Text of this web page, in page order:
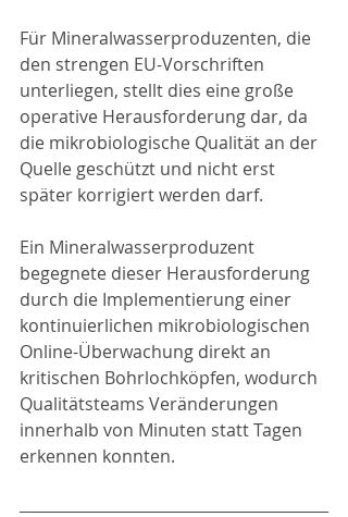
Für Mineralwasserproduzenten, die
den strengen EU-Vorschriften
unterliegen, stellt dies eine große
operative Herausforderung dar, da
die mikrobiologische Qualität an der
Quelle geschützt und nicht erst
später korrigiert werden darf.
Ein Mineralwasserproduzent
begegnete dieser Herausforderung
durch die Implementierung einer
kontinuierlichen mikrobiologischen
Online-Überwachung direkt an
kritischen Bohrlochköpfen, wodurch
Qualitätsteams Veränderungen
innerhalb von Minuten statt Tagen
erkennen konnten.